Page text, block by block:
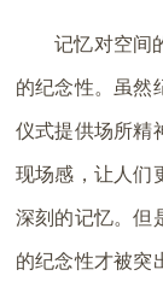
记忆对空间
的纪念性。虽然
仪式提供场所精
现场感，让人们
深刻的记忆。但
的纪念性才被突